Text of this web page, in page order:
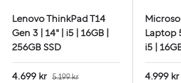
Lenovo ThinkPad T14
Gen 3 | 14" | i5 | 16GB |
256GB SSD
4.699 kr 5.199 kr
Laptop
i5 |
4.999 kr